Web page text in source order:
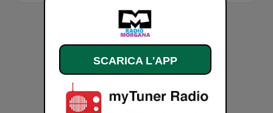
SCARICA L'APP